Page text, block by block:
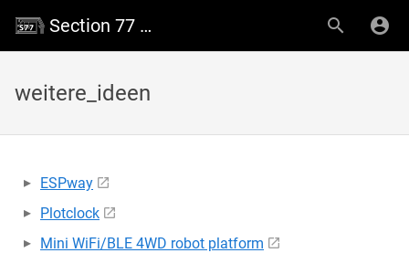
Section 77 Wiki
weitere_ideen
ESPway
Plotclock
Mini WiFi/BLE 4WD robot platform